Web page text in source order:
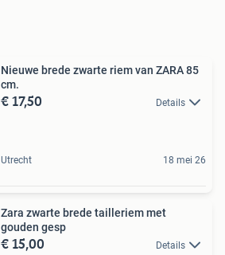
Nieuwe brede zwarte riem van ZARA 85
cm.
€ 17,50 Details
Utrecht 18 mei 26
Zara zwarte brede tailleriem met
gouden gesp
€ 15,00 Details